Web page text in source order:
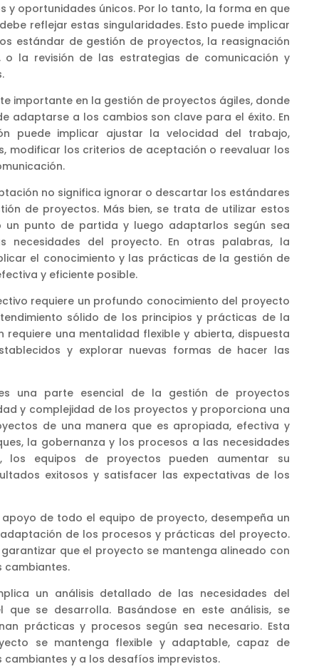
y oportunidades únicos. Por lo tanto, la forma en que
reflejar estas singularidades. Esto puede implicar
estándar de gestión de proyectos, la reasignación
o la revisión de las estrategias de comunicación y
importante en la gestión de proyectos ágiles, donde
adaptarse a los cambios son clave para el éxito. En
puede implicar ajustar la velocidad del trabajo,
modificar los criterios de aceptación o reevaluar los
no significa ignorar o descartar los estándares
de proyectos. Más bien, se trata de utilizar estos
un punto de partida y luego adaptarlos según sea
necesidades del proyecto. En otras palabras, la
el conocimiento y las prácticas de la gestión de
y eficiente posible.
requiere un profundo conocimiento del proyecto
sólido de los principios y prácticas de la
requiere una mentalidad flexible y abierta, dispuesta
y explorar nuevas formas de hacer las
una parte esencial de la gestión de proyectos
y complejidad de los proyectos y proporciona una
de una manera que es apropiada, efectiva y
la gobernanza y los procesos a las necesidades
los equipos de proyectos pueden aumentar su
exitosos y satisfacer las expectativas de los
de todo el equipo de proyecto, desempeña un
de los procesos y prácticas del proyecto.
que el proyecto se mantenga alineado con
cambiantes.
un análisis detallado de las necesidades del
se desarrolla. Basándose en este análisis, se
prácticas y procesos según sea necesario. Esta
se mantenga flexible y adaptable, capaz de
y a los desafíos imprevistos.